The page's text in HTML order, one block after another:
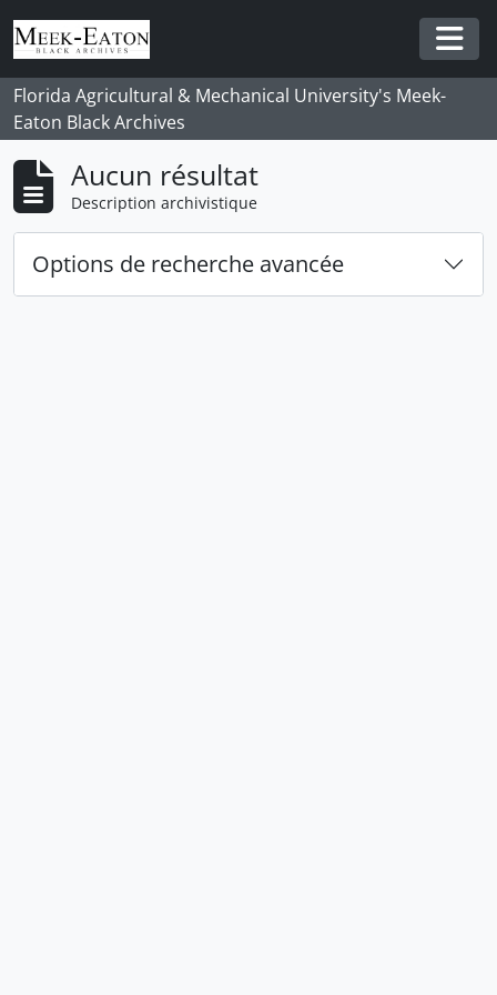
Skip to main content
Florida Agricultural & Mechanical University's Meek-
Eaton Black Archives
Aucun résultat
Description archivistique
Options de recherche avancée